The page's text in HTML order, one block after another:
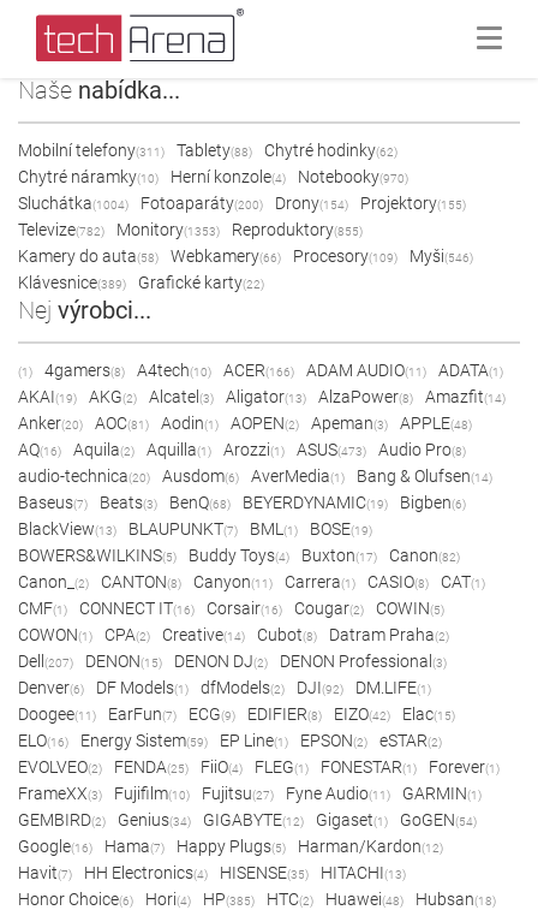
Naše nabídka...
Mobilní telefony(311) Tablety(88) Chytré hodinky(62)
Chytré náramky(10) Herní konzole(4) Notebooky(970)
Sluchátka(1004) Fotoaparáty(200) Drony(154) Projektory(155)
Televize(782) Monitory(1353) Reproduktory(855)
Kamery do auta(58) Webkamery(66) Procesory(109) Myši(546)
Klávesnice(389) Grafické karty(22)
Nej výrobci...
(1) 4gamers(8) A4tech(10) ACER(166) ADAM AUDIO(11) ADATA(1)
AKAI(19) AKG(2) Alcatel (3) Aligator(13) AlzaPower(8) Amazfit(14)
Anker(20) AOC(81) Aodin(1) AOPEN(2) Apeman(3) APPLE(48)
AQ(16) Aquila(2) Aquilla(1) Arozzi(1) ASUS(473) Audio Pro(8)
audio-technica(20) Ausdom(6) AverMedia(1) Bang & Olufsen(14)
Baseus(7) Beats(3) BenQ(68) BEYERDYNAMIC(19) Bigben(6)
BlackView(13) BLAUPUNKT(7) BML (1) BOSE(19)
BOWERS&WILKINS(5) Buddy Toys(4) Buxton(17) Canon(82)
Canon_ (2) CANTON(8) Canyon(11) Carrera(1) CASIO(8) CAT(1)
CMF(1) CONNECT IT(16) Corsair(16) Cougar(2) COWIN(5)
COWON(1) CPA(2) Creative(14) Cubot(8) Datram Praha(2)
Dell (207) DENON(15) DENON DJ(2) DENON Professional (3)
Denver(6) DF Models(1) dfModels(2) DJI(92) DM.LIFE(1)
Doogee(11) EarFun(7) ECG(9) EDIFIER(8) EIZO(42) Elac(15)
ELO(16) Energy Sistem(59) EP Line(1) EPSON(2) eSTAR(2)
EVOLVEO(2) FENDA(25) FiiO(4) FLEG(1) FONESTAR(1) Forever(1)
FrameXX(3) Fujifilm(10) Fujitsu(27) Fyne Audio(11) GARMIN(1)
GEMBIRD(2) Genius(34) GIGABYTE(12) Gigaset(1) GoGEN(54)
Google(16) Hama(7) Happy Plugs(5) Harman/Kardon(12)
Havit(7) HH Electronics(4) HISENSE(35) HITACHI(13)
Honor Choice(6) Hori(4) HP(385) HTC(2) Huawei(48) Hubsan(18)